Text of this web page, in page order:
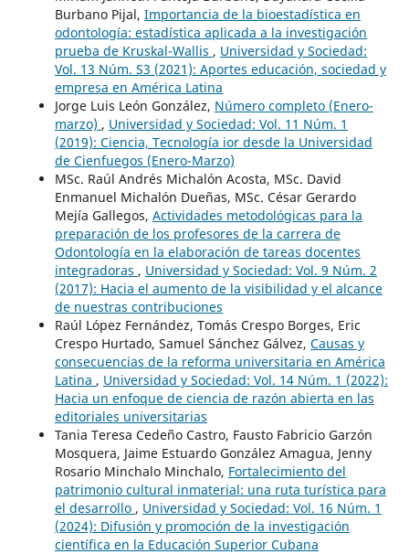
Burbano Pijal, Importancia de la bioestadística en
odontología: estadística aplicada a la investigación
prueba de Kruskal-Wallis , Universidad y Sociedad:
Vol. 13 Núm. S3 (2021): Aportes educación, sociedad y
empresa en América Latina
Jorge Luis León González, Número completo (Enero-
marzo) , Universidad y Sociedad: Vol. 11 Núm. 1
(2019): Ciencia, Tecnología ior desde la Universidad
de Cienfuegos (Enero-Marzo)
MSc. Raúl Andrés Michalón Acosta, MSc. David
Enmanuel Michalón Dueñas, MSc. César Gerardo
Mejía Gallegos, Actividades metodológicas para la
preparación de los profesores de la carrera de
Odontología en la elaboración de tareas docentes
integradoras , Universidad y Sociedad: Vol. 9 Núm. 2
(2017): Hacia el aumento de la visibilidad y el alcance
de nuestras contribuciones
Raúl López Fernández, Tomás Crespo Borges, Eric
Crespo Hurtado, Samuel Sánchez Gálvez, Causas y
consecuencias de la reforma universitaria en América
Latina , Universidad y Sociedad: Vol. 14 Núm. 1 (2022):
Hacia un enfoque de ciencia de razón abierta en las
editoriales universitarias
Tania Teresa Cedeño Castro, Fausto Fabricio Garzón
Mosquera, Jaime Estuardo González Amagua, Jenny
Rosario Minchalo Minchalo, Fortalecimiento del
patrimonio cultural inmaterial: una ruta turística para
el desarrollo , Universidad y Sociedad: Vol. 16 Núm. 1
(2024): Difusión y promoción de la investigación
científica en la Educación Superior Cubana